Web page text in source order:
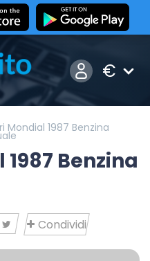
€
Mondial 1987 Benzina
Benzina
Condividi